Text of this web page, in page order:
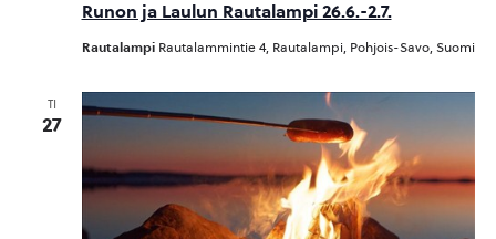
Runon ja Laulun Rautalampi 26.6.-2.7.
Rautalampi Rautalammintie 4, Rautalampi, Pohjois-Savo, Suomi
TI
27